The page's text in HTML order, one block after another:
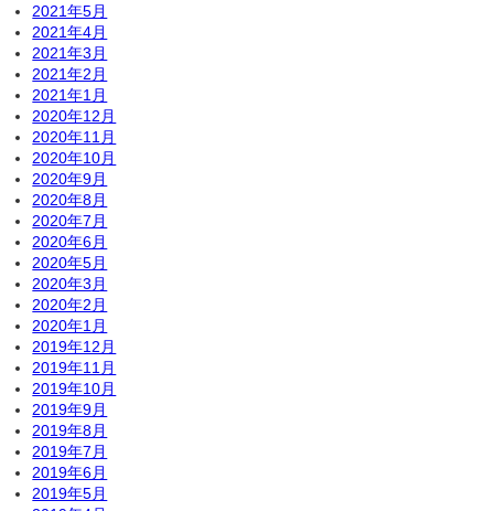
2021年5月
2021年4月
2021年3月
2021年2月
2021年1月
2020年12月
2020年11月
2020年10月
2020年9月
2020年8月
2020年7月
2020年6月
2020年5月
2020年3月
2020年2月
2020年1月
2019年12月
2019年11月
2019年10月
2019年9月
2019年8月
2019年7月
2019年6月
2019年5月